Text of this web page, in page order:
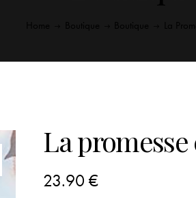
La promesse
23.90€